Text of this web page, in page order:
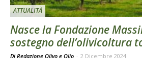
ATTUALITÀ
Nasce la Fondazione
sostegno dell’olivicoltura
Di Redazione Olivo e Olio - 2 Dicembre 2024